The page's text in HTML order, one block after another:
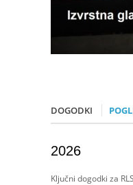
DOGODKI
2026
Ključni dogodki za